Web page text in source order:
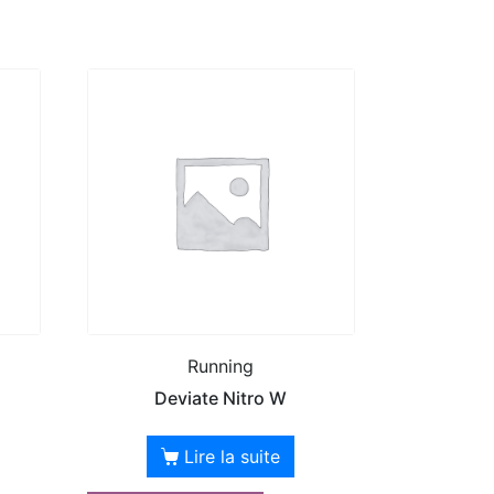
Running
Deviate Nitro W
Lire la suite